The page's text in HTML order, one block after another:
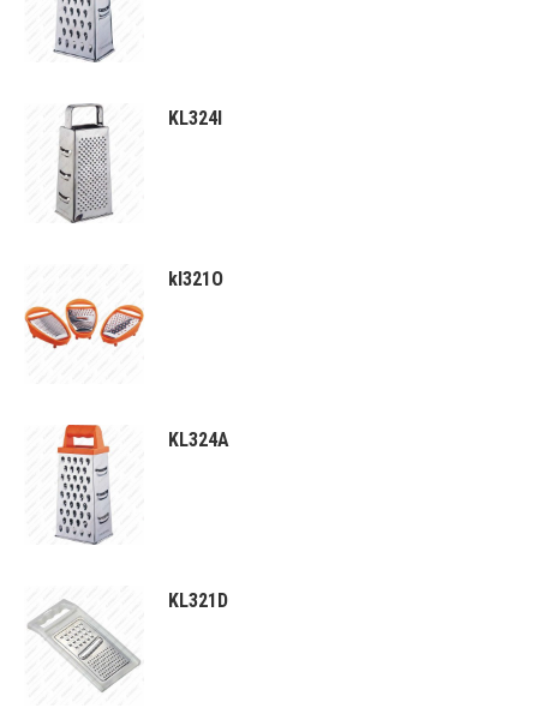
KL324I
kl321O
KL324A
KL321D